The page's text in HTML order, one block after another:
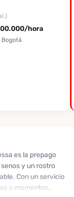
hora
Bogotá
es la prepago
y un rostro
Con un servicio
y momentos